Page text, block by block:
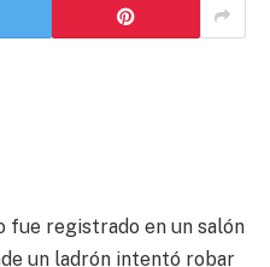
fue registrado en un salón
un ladrón intentó robar